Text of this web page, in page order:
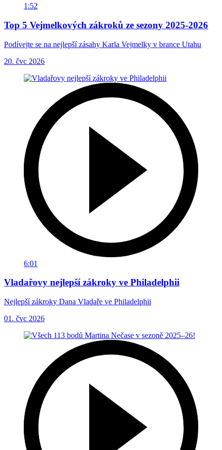
1:52
Top 5 Vejmelkových zákroků ze sezony 2025-2026
Podívejte se na nejlepší zásahy Karla Vejmelky v brance Utahu
20. čvc 2026
6:01
Vladařovy nejlepší zákroky ve Philadelphii
Nejlepší zákroky Dana Vladaře ve Philadelphii
01. čvc 2026